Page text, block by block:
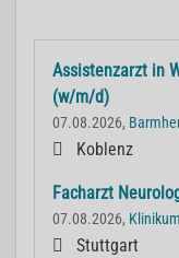
Assistenzarzt in
(w/m/d)
07.08.2026,
Koblenz
Facharzt
07.08.2026,
Stuttgart